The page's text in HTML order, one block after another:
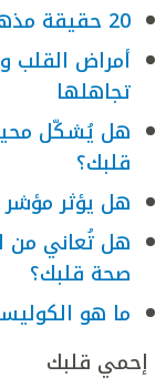
20 حقيقة مذهلة عن القلب
تجاهلها
هل يُشكّل
قلبك؟
هل يؤثر
هل تُعاني من
صحة قلبك؟
ما هو
إحمي قلبك